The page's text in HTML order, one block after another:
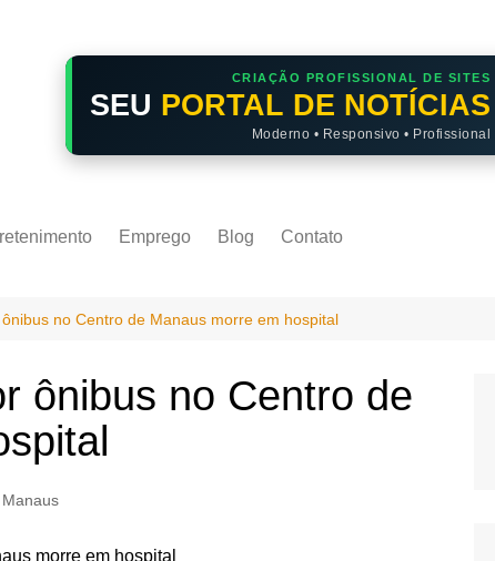
CRIAÇÃO PROFISSIONAL DE SITES
SEU PORTAL DE NOTÍCIAS
Moderno • Responsivo • Profissional
Emprego Blog Contato
no Centro de Manaus morre em hospital
ônibus no Centro de
Manaus